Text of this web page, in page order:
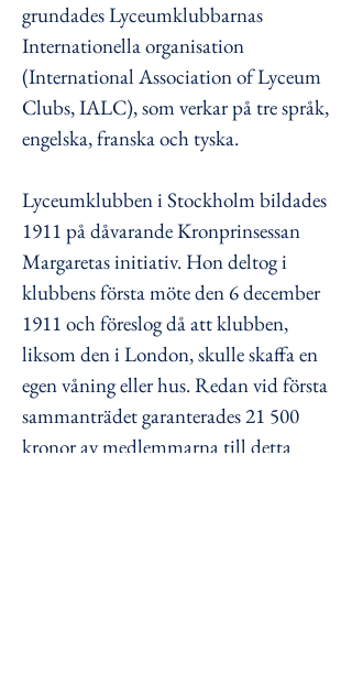
grundades Lyceumklubbarnas
Internationella organisation
(International Association of Lyceum
Clubs, IALC), som verkar på tre språk,
engelska, franska och tyska.
Lyceumklubben i Stockholm bildades
1911 på dåvarande Kronprinsessan
Margaretas initiativ. Hon deltog i
klubbens första möte den 6 december
1911 och föreslog då att klubben,
liksom den i London, skulle skaffa en
egen våning eller hus. Redan vid första
sammanträdet garanterades 21 500
kronor av medlemmarna till detta